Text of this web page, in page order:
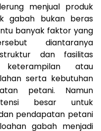
menjual produk
gabah bukan beras
banyak faktor yang
diantaranya
dan fasilitas
keterampilan atau
serta kebutuhan
petani. Namun
besar untuk
pendapatan petani
gabah menjadi